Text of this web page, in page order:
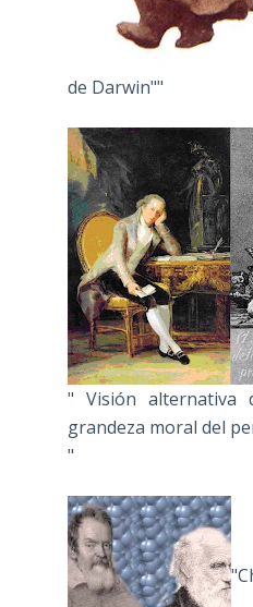
de Darwin""
" Visión alternativa
grandeza moral del
"